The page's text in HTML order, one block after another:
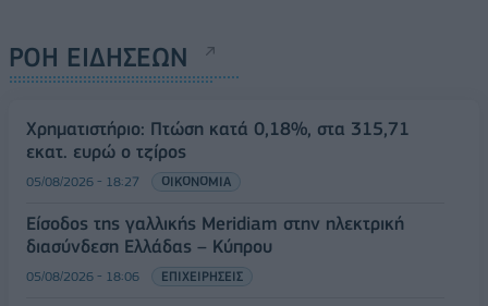
ΡΟΗ ΕΙΔΗΣΕΩΝ
Χρηματιστήριο: Πτώση κατά 0,18%, στα 315,71
εκατ. ευρώ ο τζίρος
05/08/2026 - 18:27 ΟΙΚΟΝΟΜΙΑ
Είσοδος της γαλλικής Meridiam στην ηλεκτρική
διασύνδεση Ελλάδας – Κύπρου
05/08/2026 - 18:06 ΕΠΙΧΕΙΡΗΣΕΙΣ